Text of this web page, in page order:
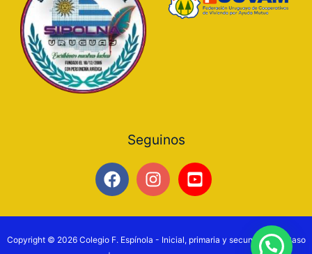
Seguinos
Copyright © 2026 Colegio F. Espínola - Inicial, primaria y secundaria en Paso
Preguntanos